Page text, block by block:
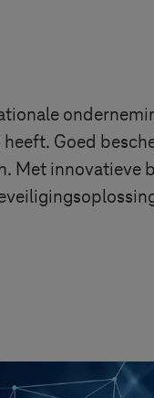
Goed
Met innovatieve